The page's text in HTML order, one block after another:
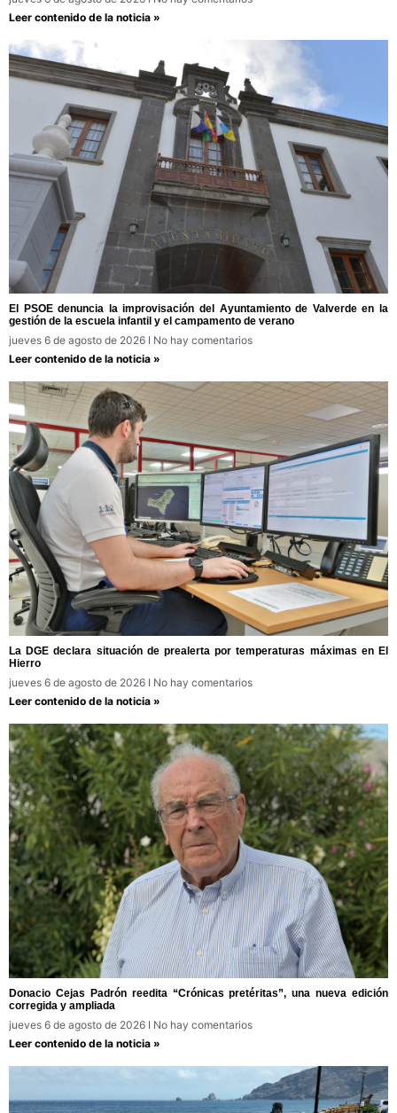
Leer contenido de la noticia »
El PSOE denuncia la improvisación del Ayuntamiento de Valverde en la
gestión de la escuela infantil y el campamento de verano
jueves 6 de agosto de 2026
No hay comentarios
Leer contenido de la noticia »
La DGE declara situación de prealerta por temperaturas máximas en El
Hierro
jueves 6 de agosto de 2026
No hay comentarios
Leer contenido de la noticia »
Donacio Cejas Padrón reedita “Crónicas pretéritas”, una nueva edición
corregida y ampliada
jueves 6 de agosto de 2026
No hay comentarios
Leer contenido de la noticia »